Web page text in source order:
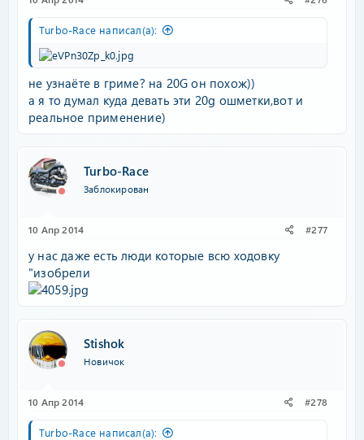
Turbo-Race написал(а):
не узнаёте в гриме? на 20G он похож))
а я то думал куда девать эти 20g ошметки,вот и
реальное применение)
Turbo-Race
Заблокирован
10 Апр 2014 #277
у нас даже есть люди которые всю ходовку
"изобрели
Stishok
Новичок
10 Апр 2014 #278
Turbo-Race написал(а):